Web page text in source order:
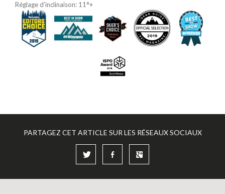
Réglage d’inclinaison: 11°+
PARTAGEZ CET ARTICLE SUR LES RÉSEAUX SOCIAUX